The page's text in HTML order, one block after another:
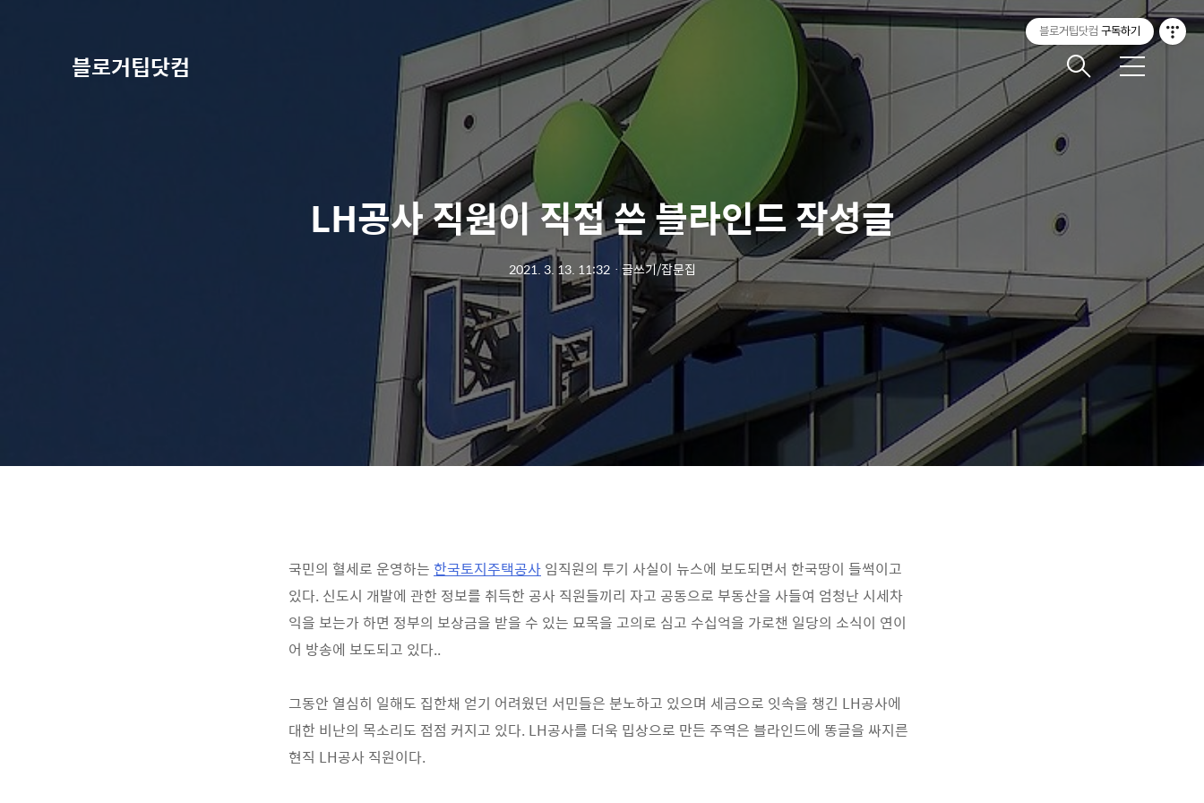
블로거팁닷컴 메
LH공사 직원이 직접 쓴 블라인드 작성글
2021. 3. 13. 11:32ㆍ 글쓰기/잡문집
국민의 혈세로 운영하는 한국토지주택공사 임직원의 투기 사실이 뉴스에 보도되면서 한국땅이 들썩이고
있다. 신도시 개발에 관한 정보를 취득한 공사 직원들끼리 자고 공동으로 부동산을 사들여 엄청난 시세차
익을 보는가 하면 정부의 보상금을 받을 수 있는 묘목을 고의로 심고 수십억을 가로챈 일당의 소식이 연이
어 방송에 보도되고 있다..
그동안 열심히 일해도 집한채 얻기 어려웠던 서민들은 분노하고 있으며 세금으로 잇속을 챙긴 LH공사에
대한 비난의 목소리도 점점 커지고 있다. LH공사를 더욱 밉상으로 만든 주역은 블라인드에 똥글을 싸지른
현직 LH공사 직원이다.
블로거팁닷컴 구독하기